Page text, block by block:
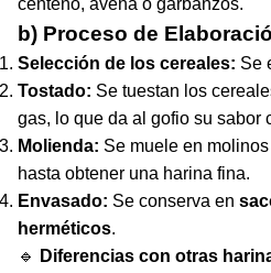
centeno, avena o garbanzos.
b) Proceso de
Selección de los cereales: Se
Tostado: Se tuestan los
gas, lo que da al gofio su sabor
Molienda: Se muele en
hasta obtener una harina fina.
Envasado: Se conserva en
herméticos.
🔹
Diferencias con otras